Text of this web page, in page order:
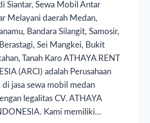
Siantar, Sewa Mobil Antar
Melayani daerah Medan,
Bandara Silangit, Samosir,
Sei Mangkei, Bukit
Tanah Karo ATHAYA RENT
(ARCI) adalah Perusahaan
jasa sewa mobil medan
legalitas CV. ATHAYA
Kami memiliki…